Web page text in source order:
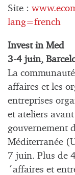
Site :
lang=french
Invest in Med
3-4 juin,
La
affaires et les
entreprises
et ateliers
gouvernement
Méditerranée
7 juin. Plus de
´affaires et